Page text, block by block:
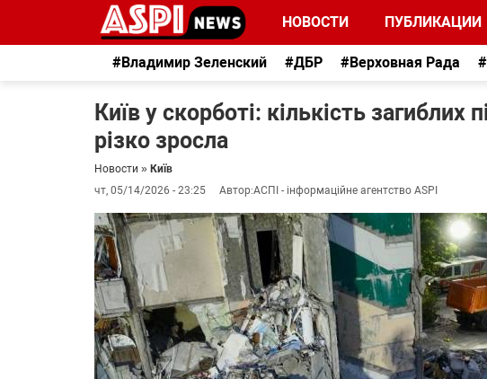
НОВОСТИ ПУБЛИКАЦИИ
#Владимир Зеленский #ДБР #Верховная Рада
Київ у скорботі: кількість загиблих
різко зросла
Новости » Київ
чт, 05/14/2026 - 23:25
Автор:АСПІ - інформаційне агентство ASPI